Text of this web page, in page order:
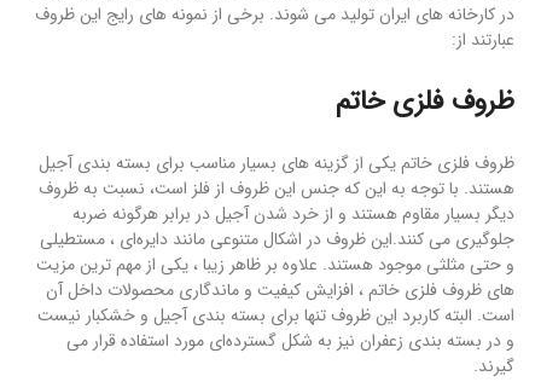
در کارخانه های ایران تولید می شوند. برخی از نمونه های رایج این ظروف
عبارتند از:
ظروف فلزی خاتم
ظروف فلزی خاتم یکی از گزینه های بسیار مناسب برای بسته بندی آجیل
هستند. با توجه به این که جنس این ظروف از فلز است، نسبت به ظروف
دیگر بسیار مقاوم هستند و از خرد شدن آجیل در برابر هرگونه ضربه
جلوگیری می کنند.این ظروف در اشکال متنوعی مانند دایره‌ای ، مستطیلی
و حتی مثلثی موجود هستند. علاوه بر ظاهر زیبا ، یکی از مهم ترین مزیت
های ظروف فلزی خاتم ، افزایش کیفیت و ماندگاری محصولات داخل آن
است. البته کاربرد این ظروف تنها برای بسته بندی آجیل و خشکبار نیست
و در بسته بندی زعفران نیز به شکل گسترده‌ای مورد استفاده قرار می
گیرند.